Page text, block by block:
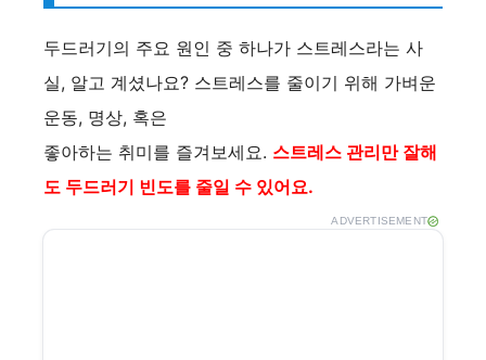
o
두드러기의 주요 원인 중 하나가 스트레스라는 사
실, 알고 계셨나요? 스트레스를 줄이기 위해 가벼운
운동, 명상, 혹은
좋아하는 취미를 즐겨보세요. 스트레스 관리만 잘해
도 두드러기 빈도를 줄일 수 있어요.
ADVERTISEMENT